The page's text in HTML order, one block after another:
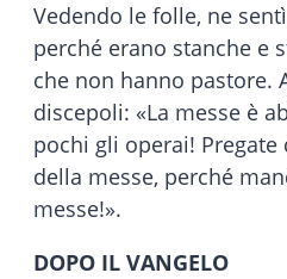
Vedendo le folle, ne
perché erano stanche e
che non hanno pastore.
discepoli: «La messe è
pochi gli operai!
della messe, perché
messe!».
DOPO IL VANGELO